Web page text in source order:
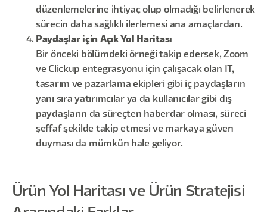
düzenlemelerine ihtiyaç olup olmadığı belirlenerek
sürecin daha sağlıklı ilerlemesi ana amaçlardan.
Paydaşlar için Açık Yol Haritası
Bir önceki bölümdeki örneği takip edersek, Zoom
ve Clickup entegrasyonu için çalışacak olan IT,
tasarım ve pazarlama ekipleri gibi iç paydaşların
yanı sıra yatırımcılar ya da kullanıcılar gibi dış
paydaşların da süreçten haberdar olması, süreci
şeffaf şekilde takip etmesi ve markaya güven
duyması da mümkün hale geliyor.
Ürün Yol Haritası ve Ürün Stratejisi